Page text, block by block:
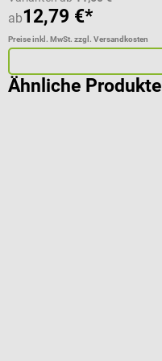
ab12,79 €*
Preise inkl. MwSt. zzgl. Versandkosten
Ähnliche Produkte